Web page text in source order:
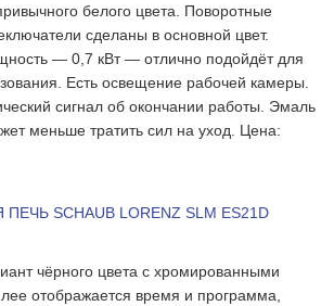
белого цвета. Поворотные
сделаны в основной цвет.
— 0,7 кВт — отлично подойдёт для
Есть освещение рабочей камеры.
сигнал об окончании работы. Эмаль
меньше тратить сил на уход. Цена:
SCHAUB LORENZ SLM ES21D
чёрного цвета с хромированными
отображается время и программа,